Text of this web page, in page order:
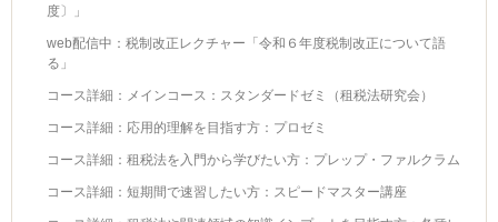
度〕」
web配信中：税制改正レクチャー「令和６年度税制改正について語
る」
コース詳細：メインコース：スタンダードゼミ（租税法研究会）
コース詳細：応用的理解を目指す方：プロゼミ
コース詳細：租税法を入門から学びたい方：プレップ・ファルクラム
コース詳細：短期間で速習したい方：スピードマスター講座